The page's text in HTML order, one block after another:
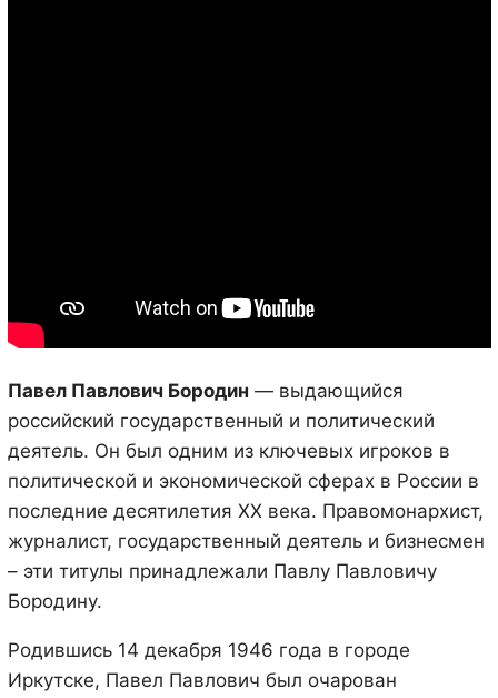
Павел Павлович Бородин — выдающийся
российский государственный и политический
деятель. Он был одним из ключевых игроков в
политической и экономической сферах в России в
последние десятилетия XX века. Правомонархист,
журналист, государственный деятель и бизнесмен
– эти титулы принадлежали Павлу Павловичу
Бородину.
Родившись 14 декабря 1946 года в городе
Иркутске, Павел Павлович был очарован